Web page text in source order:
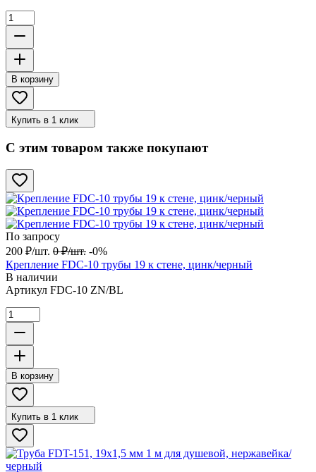
В корзину
Купить в 1 клик
С этим товаром также покупают
По запросу
200 ₽/шт. 0 ₽/шт. -0%
Крепление FDC-10 трубы 19 к стене, цинк/черный
В наличии
Артикул FDC-10 ZN/BL
В корзину
Купить в 1 клик